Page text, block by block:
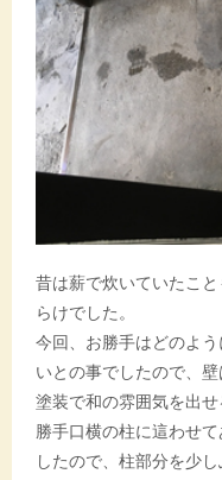
昔は薪で炊いていたこ
らけでした。
今回、お勝手はどのよ
いとの事でしたので、
塗装で和の雰囲気を出せ
勝手口横の柱に這わせ
したので、柱部分を少